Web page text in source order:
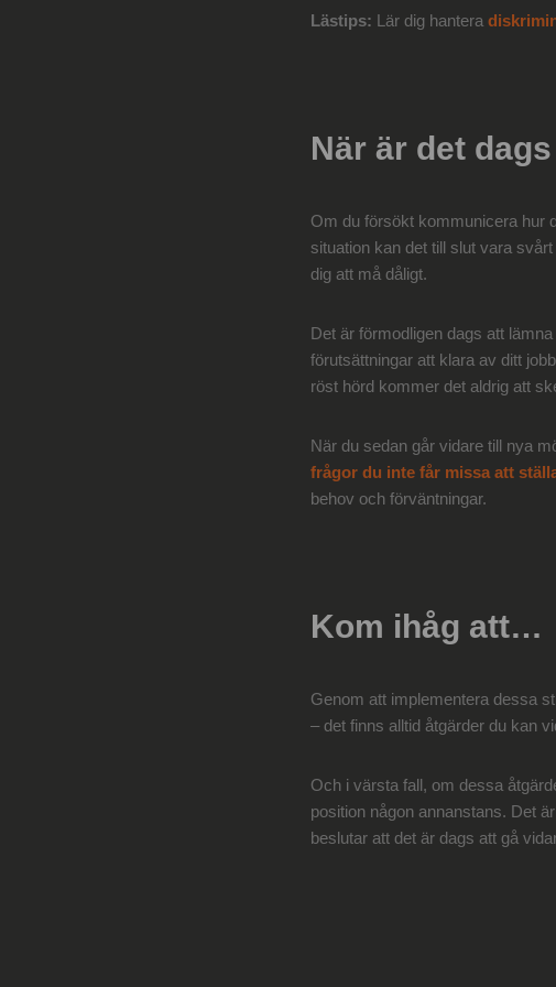
Lästips: Lär dig hantera
När är det
Om du försökt kommunicera hur
situation kan det till slut vara
dig att må dåligt.
Det är förmodligen dags att
förutsättningar att klara av ditt
röst hörd kommer det aldrig att
När du sedan går vidare till nya
frågor du inte får missa att
behov och förväntningar.
Kom ihåg att…
Genom att implementera dessa
– det finns alltid åtgärder du kan
Och i värsta fall, om dessa
position någon annanstans. Det
beslutar att det är dags att gå